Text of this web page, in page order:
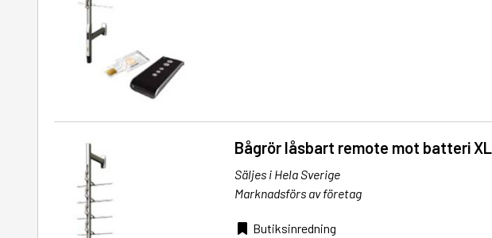
Bågrör låsbart remote mot batteri XL
Säljes i Hela Sverige
Marknadsförs av företag
Butiksinredning